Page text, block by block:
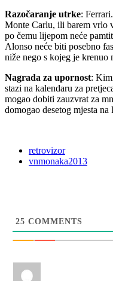
Razočaranje utrke:
Monte Carlu, ili barem vrlo
po čemu lijepom neće
Alonso neće biti posebno
niže nego s kojeg je krenuo
Nagrada za upornost:
stazi na kalendaru za
mogao dobiti zauzvrat za
domogao desetog mjesta na
retrovizor
vnmonaka2013
25 COMMENTS